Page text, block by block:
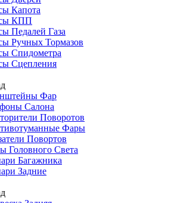
Капота
КПП
Педалей Газа
Ручных Тормазов
Спидометра
Сцепления
Фар
Салона
Поворотов
Фары
Повортов
Головного Света
Багажника
Задние